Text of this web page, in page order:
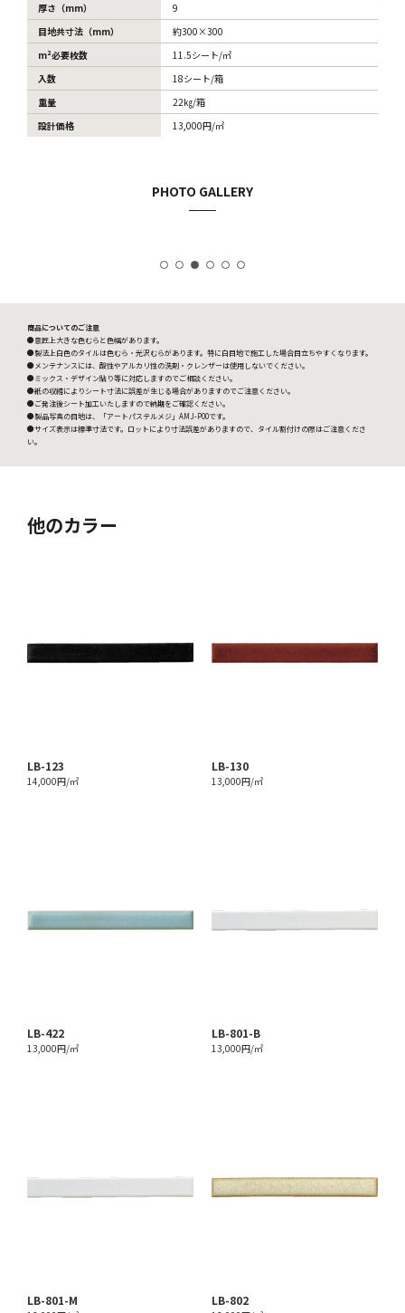
厚さ（mm）
目地共寸法（mm）
m²必要枚数
入数
重量
設計価格
9
約300×300
11.5シート/㎡
18シート/箱
22㎏/箱
13,000円/㎡
PHOTO GALLERY
商品についてのご注意
●意匠上大きな色むらと色幅があります。
●製法上白色のタイルは色むら・光沢むらがあります。特に白目地で施工した場合目立ちやすくなります。
●メンテナンスには、酸性やアルカリ性の洗剤・クレンザーは使用しないでください。
●ミックス・デザイン貼り等に対応しますのでご相談ください。
●紙の収縮によりシート寸法に誤差が生じる場合がありますのでご注意ください。
●ご発注後シート加工いたしますので納期をご確認ください。
●製品写真の目地は、「アートパステルメジ」AMJ-P00です。
●サイズ表示は標準寸法です。ロットにより寸法誤差がありますので、タイル割付けの際はご注意くださ
い。
他のカラー
LB-123
14,000円/㎡
LB-130
13,000円/㎡
LB-422
13,000円/㎡
LB-801-B
13,000円/㎡
LB-801-M LB-802